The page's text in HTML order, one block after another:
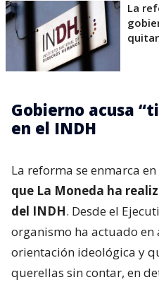
La
Gobierno acusa
en el INDH
La reforma se enmarca en
que La Moneda ha
del INDH. Desde el
organismo ha actuado en
orientación ideológica y
querellas sin contar, en